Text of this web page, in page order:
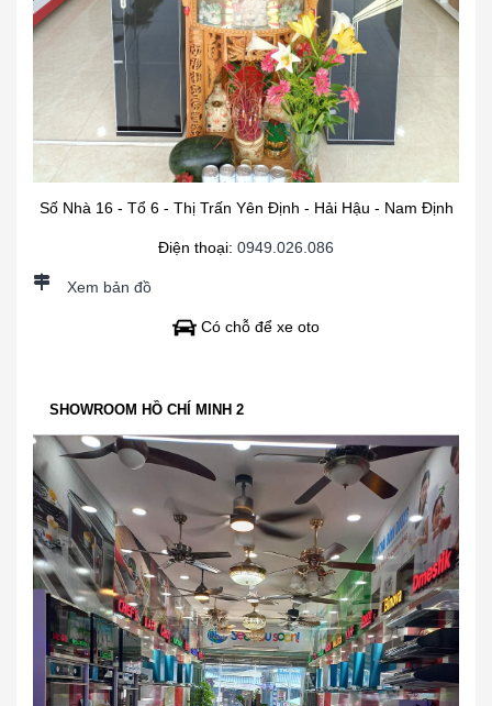
Số Nhà 16 - Tổ 6 - Thị Trấn Yên Định - Hải Hậu - Nam Định
Điện thoại: 0949.026.086
Xem bản đồ
Có chỗ để xe oto
SHOWROOM HỒ CHÍ MINH 2